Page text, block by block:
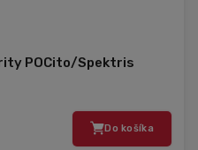
POCito/Spektris
Do košíka